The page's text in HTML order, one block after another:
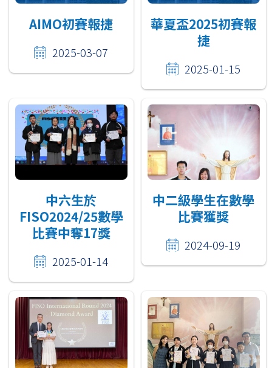
AIMO初賽報捷
2025-03-07
華夏盃2025初賽報
捷
2025-01-15
中六生於
FISO2024/25數學
比賽中奪17獎
2025-01-14
中二級學生在數學
比賽獲獎
2024-09-19